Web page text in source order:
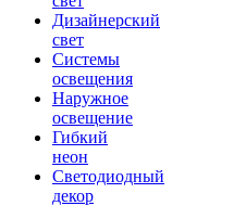
Дизайнерский
свет
Системы
освещения
Наружное
освещение
Гибкий
неон
Светодиодный
декор